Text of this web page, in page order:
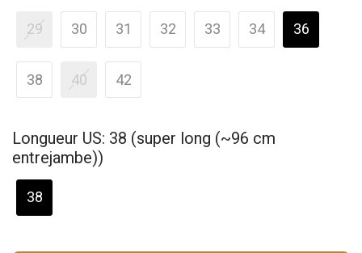
29 30 31 32 33 34 36
38 40 42
Longueur US: 38 (super long (~96 cm
entrejambe))
38